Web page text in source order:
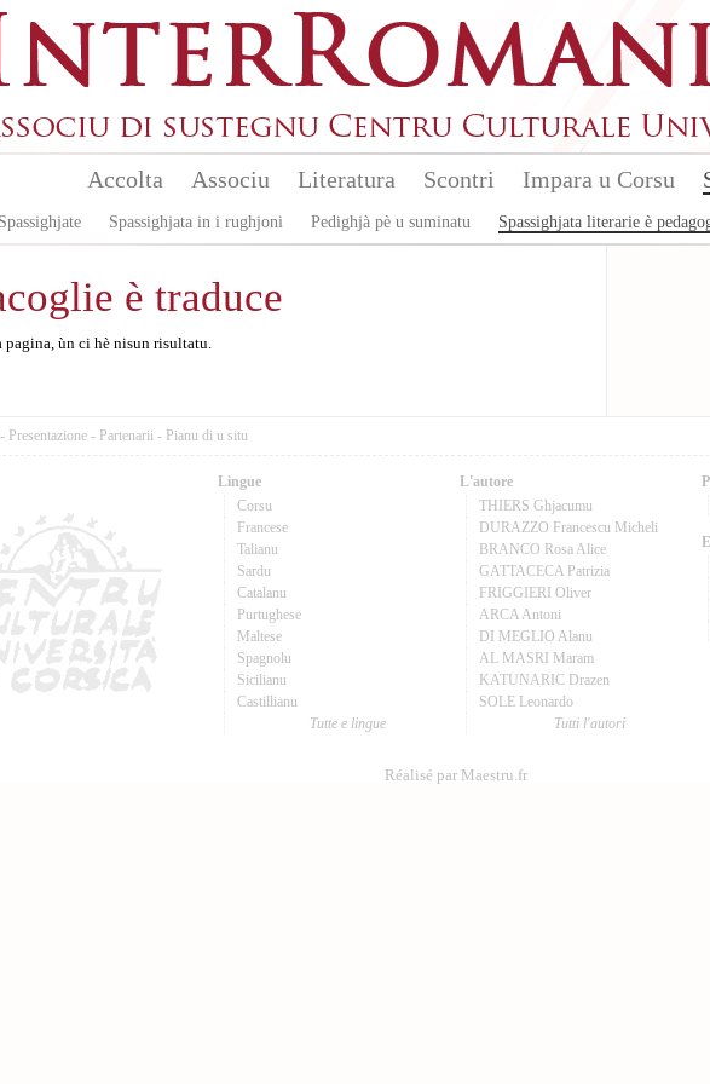
Accolta Associu Literatura Scontri Impara u Corsu
Spassighjata in i rughjoni Pedighjà pè u suminatu Spassighjata literarie è
è traduce
pagina, ùn ci hè nisun risultatu.
- Presentazione - Partenarii - Pianu di u situ
Lingue
Corsu
Francese
Talianu
Sardu
Catalanu
Purtughese
Maltese
Spagnolu
Sicilianu
Castillianu
Tutte e lingue
L'autore
THIERS Ghjacumu
DURAZZO Francescu Micheli
BRANCO Rosa Alice
GATTACECA Patrizia
FRIGGIERI Oliver
ARCA Antoni
DI MEGLIO Alanu
AL MASRI Maram
KATUNARIC Drazen
SOLE Leonardo
Tutti l'autori
Réalisé par Maestru.fr